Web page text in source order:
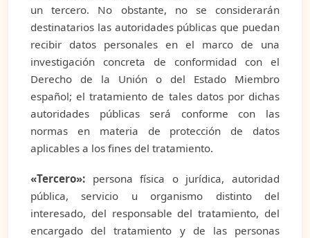
un tercero. No obstante, no se considerarán
destinatarios las autoridades públicas que puedan
recibir datos personales en el marco de una
investigación concreta de conformidad con el
Derecho de la Unión o del Estado Miembro
español; el tratamiento de tales datos por dichas
autoridades públicas será conforme con las
normas en materia de protección de datos
aplicables a los fines del tratamiento.
«Tercero»: persona física o jurídica, autoridad
pública, servicio u organismo distinto del
interesado, del responsable del tratamiento, del
encargado del tratamiento y de las personas